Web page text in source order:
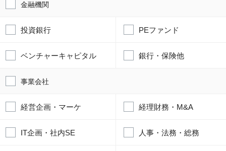
金融機関
投資銀行 PEファンド
ベンチャーキャピタル 銀行・保険他
事業会社
経営企画・マーケ 経理財務・M&A
IT企画・社内SE 人事・法務・総務